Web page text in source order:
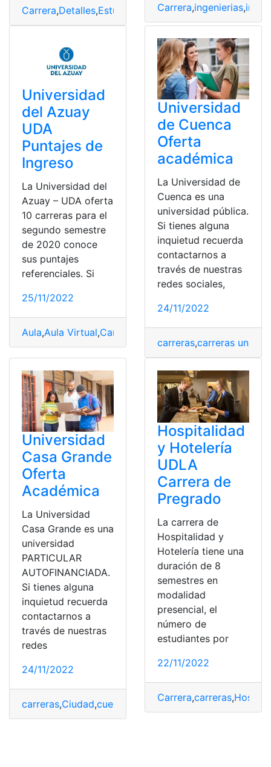
Carrera,Detalles,Estudiar estudiar Administración de
Carrera,ingenierias,
Universidad
del Azuay
UDA
Puntajes de
Ingreso
La Universidad del
Azuay – UDA oferta
10 carreras para el
segundo semestre
de 2020 conoce
sus puntajes
referenciales. Si
25/11/2022
Aula,Aula Virtual,Carrera
Universidad
de Cuenca
Oferta
académica
La Universidad de
Cuenca es una
universidad pública.
Si tienes alguna
inquietud recuerda
contactarnos a
través de nuestras
redes sociales,
24/11/2022
carreras,carreras
Universidad
Casa Grande
Oferta
Académica
La Universidad
Casa Grande es una
universidad
PARTICULAR
AUTOFINANCIADA.
Si tienes alguna
inquietud recuerda
contactarnos a
través de nuestras
redes
24/11/2022
carreras,Ciudad,cuenta ingreso universidad Ofertas
Hospitalidad
y Hotelería
UDLA
Carrera de
Pregrado
La carrera de
Hospitalidad y
Hotelería tiene una
duración de 8
semestres en
modalidad
presencial, el
número de
estudiantes por
22/11/2022
Carrera,carreras,